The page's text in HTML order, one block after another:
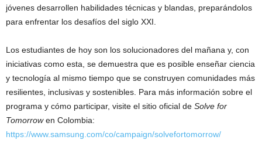
jóvenes desarrollen habilidades técnicas y blandas, preparándolos
para enfrentar los desafíos del siglo XXI.
Los estudiantes de hoy son los solucionadores del mañana y, con
iniciativas como esta, se demuestra que es posible enseñar ciencia
y tecnología al mismo tiempo que se construyen comunidades más
resilientes, inclusivas y sostenibles. Para más información sobre el
programa y cómo participar, visite el sitio oficial de Solve for
Tomorrowen Colombia:
https://www.samsung.com/co/campaign/solvefortomorrow/